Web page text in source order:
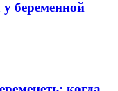
беременной